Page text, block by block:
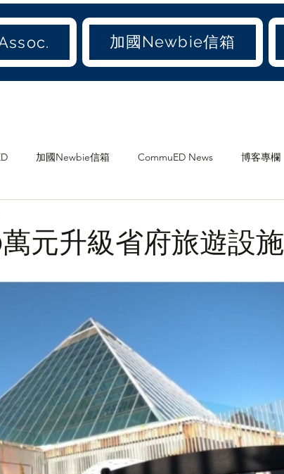
加國Newbie信箱
加國Newbie信箱 CommuED News 博客專欄
元升級省府旅遊設施